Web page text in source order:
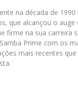
na década de
que alcançou o auge
firme na sua carreira
Prime com os
mais recentes